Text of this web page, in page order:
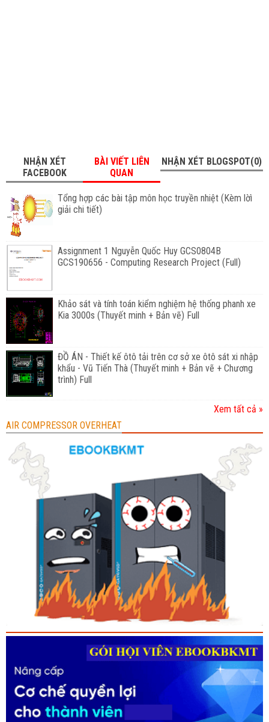
NHẬN XÉT
FACEBOOK
BÀI VIẾT LIÊN
QUAN
NHẬN XÉT BLOGSPOT(0)
Tổng hợp các bài tập môn học truyền nhiệt (Kèm lờì
giải chi tiết)
Assignment 1 Nguyễn Quốc Huy GCS0804B
GCS190656 - Computing Research Project (Full)
Khảo sát và tính toán kiểm nghiệm hệ thống phanh xe
Kia 3000s (Thuyết minh + Bản vẽ) Full
ĐỒ ÁN - Thiết kế ôtô tải trên cơ sở xe ôtô sát xi nhập
khẩu - Vũ Tiến Thà (Thuyết minh + Bản vẽ + Chương
trình) Full
Xem tất cả »
AIR COMPRESSOR OVERHEAT